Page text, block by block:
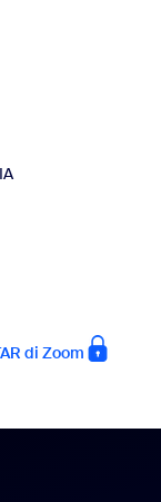
di Zoom